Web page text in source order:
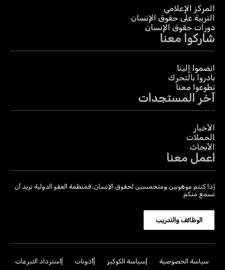
المركز الإعلامي
التربية على حقوق الإنسان
دورات حقوق الإنسان
شاركوا معنا
انضموا إلينا
بادروا بالتحرك
تطوعوا معنا
آخر المستجدات
الأخبار
الحملات
الأبحاث
اعمل معنا
إذا كنتم موهوبين ومتحمسين لحقوق الإنسان، فمنظمة العفو الدولية تريد أن
تسمع منكم.
الوظائف والتدريب
سياسة الخصوصية سياسة الكوكيز أذونات
استرداد التبرعات